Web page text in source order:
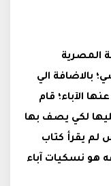
المصرية
بالاضافة الي
الآباء؛ قام
لكي يصف بها
لم يقرأ كتاب
هو نسكيات آباء